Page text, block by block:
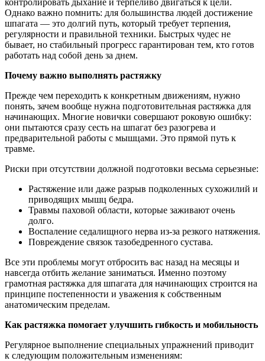
Однако важно помнить: для большинства людей достижение
шпагата — это долгий путь, который требует терпения,
регулярности и правильной техники. Быстрых чудес не
бывает, но стабильный прогресс гарантирован тем, кто готов
работать над собой день за днем.
Почему важно выполнять растяжку
Прежде чем переходить к конкретным движениям, нужно
понять, зачем вообще нужна подготовительная растяжка для
начинающих. Многие новички совершают роковую ошибку:
они пытаются сразу сесть на шпагат без разогрева и
предварительной работы с мышцами. Это прямой путь к
травме.
Риски при отсутствии должной подготовки весьма серьезные:
Растяжение или даже разрыв подколенных сухожилий и
приводящих мышц бедра.
Травмы паховой области, которые заживают очень
долго.
Воспаление седалищного нерва из-за резкого натяжения.
Повреждение связок тазобедренного сустава.
Все эти проблемы могут отбросить вас назад на месяцы и
навсегда отбить желание заниматься. Именно поэтому
грамотная растяжка для шпагата для начинающих строится на
принципе постепенности и уважения к собственным
анатомическим пределам.
Как растяжка помогает улучшить гибкость и мобильность
Регулярное выполнение специальных упражнений приводит
к следующим положительным изменениям: